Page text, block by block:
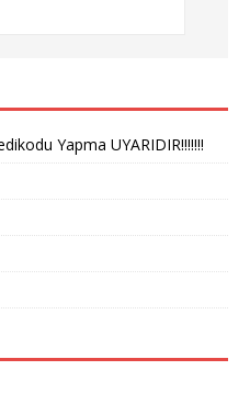
Yapma UYARIDIR!!!!!!!